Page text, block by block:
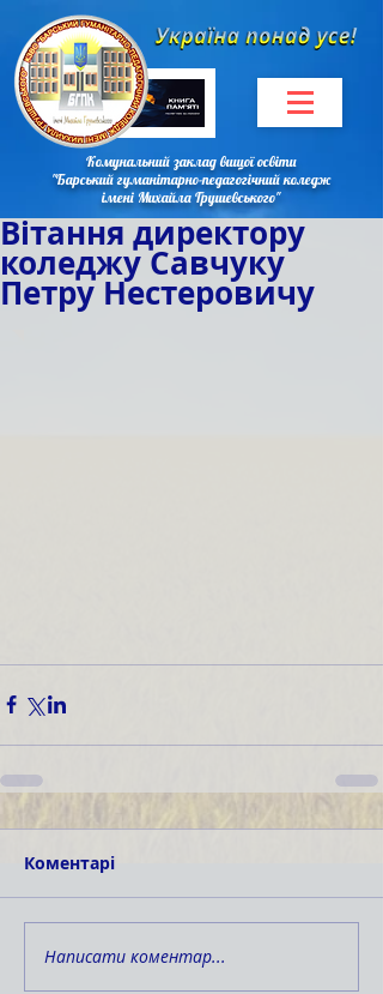
Комунальний заклад вищої освіти
"Барський гуманітарно-педагогічний коледж
імені Михайла Грушевського"
Вітання директору
коледжу Савчуку
Петру Нестеровичу
Коментарі
Написати коментар...